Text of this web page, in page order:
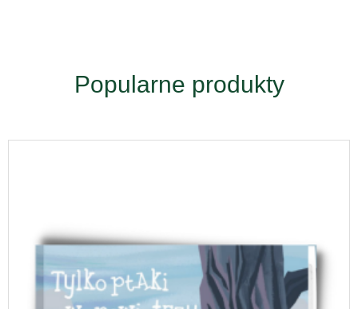
Popularne produkty